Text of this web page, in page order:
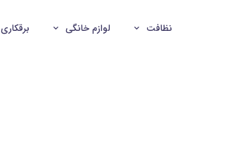
نظافت لوازم خانگی برقکاری